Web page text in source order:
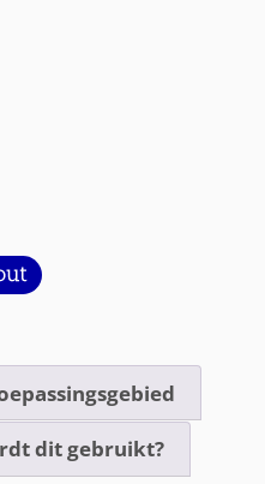
dit gebruikt?